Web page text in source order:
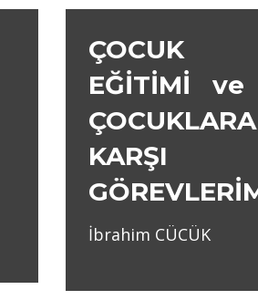
ÇOCUK
EĞİTİMİ ve
ÇOCUKLARA
KARŞI
İbrahim CÜCÜK